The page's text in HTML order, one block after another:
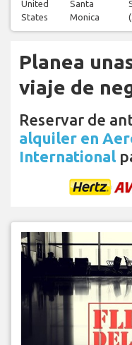
United
States
Santa
Monica
Planea
viaje de
Reservar de
alquiler en
International